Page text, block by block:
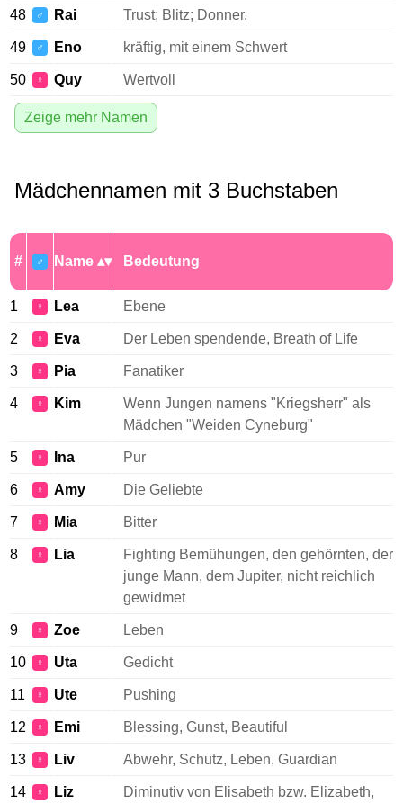
48 ♂ Rai Trust; Blitz; Donner.
49 ♂ Eno kräftig, mit einem Schwert
50 ♀ Quy Wertvoll
Zeige mehr Namen
Mädchennamen mit 3 Buchstaben
# ♂ Name Bedeutung
1 ♀ Lea Ebene
2 ♀ Eva Der Leben spendende, Breath of Life
3 ♀ Pia Fanatiker
4 ♀ Kim
Wenn Jungen namens "Kriegsherr" als
Mädchen "Weiden Cyneburg"
5 ♀ Ina Pur
6 ♀ Amy Die Geliebte
7 ♀ Mia Bitter
8 ♀ Lia
Fighting Bemühungen, den gehörnten, der
junge Mann, dem Jupiter, nicht reichlich
gewidmet
9 ♀ Zoe Leben
10 ♀ Uta Gedicht
11 ♀ Ute Pushing
12 ♀ Emi Blessing, Gunst, Beautiful
13 ♀ Liv Abwehr, Schutz, Leben, Guardian
14 ♀ Liz Diminutiv von Elisabeth bzw. Elizabeth,